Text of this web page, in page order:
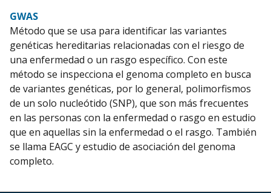
GWAS
Método que se usa para identificar las variantes
genéticas hereditarias relacionadas con el riesgo de
una enfermedad o un rasgo específico. Con este
método se inspecciona el genoma completo en busca
de variantes genéticas, por lo general, polimorfismos
de un solo nucleótido (SNP), que son más frecuentes
en las personas con la enfermedad o rasgo en estudio
que en aquellas sin la enfermedad o el rasgo. También
se llama EAGC y estudio de asociación del genoma
completo.